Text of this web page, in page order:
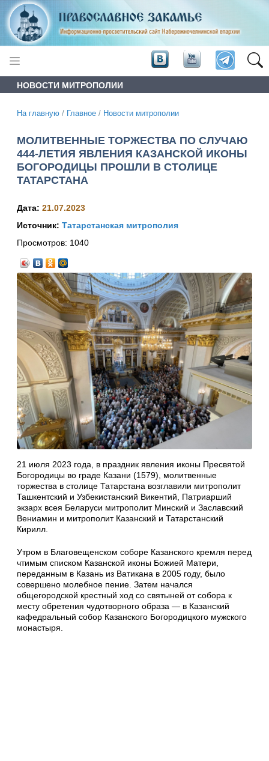
НОВОСТИ МИТРОПОЛИИ
На главную / Главное / Новости митрополии
МОЛИТВЕННЫЕ ТОРЖЕСТВА ПО СЛУЧАЮ
444-ЛЕТИЯ ЯВЛЕНИЯ КАЗАНСКОЙ ИКОНЫ
БОГОРОДИЦЫ ПРОШЛИ В СТОЛИЦЕ
ТАТАРСТАНА
Дата: 21.07.2023
Источник: Татарстанская митрополия
Просмотров: 1040
21 июля 2023 года, в праздник явления иконы Пресвятой
Богородицы во граде Казани (1579), молитвенные
торжества в столице Татарстана возглавили митрополит
Ташкентский и Узбекистанский Викентий, Патриарший
экзарх всея Беларуси митрополит Минский и Заславский
Вениамин и митрополит Казанский и Татарстанский
Кирилл.
Утром в Благовещенском соборе Казанского кремля перед
чтимым списком Казанской иконы Божией Матери,
переданным в Казань из Ватикана в 2005 году, было
совершено молебное пение. Затем начался
общегородской крестный ход со святыней от собора к
месту обретения чудотворного образа — в Казанский
кафедральный собор Казанского Богородицкого мужского
монастыря.